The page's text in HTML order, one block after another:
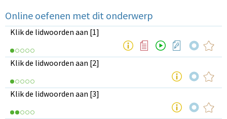
Online oefenen met dit onderwerp
Klik de lidwoorden aan [1]
Klik de lidwoorden aan [2]
Klik de lidwoorden aan [3]